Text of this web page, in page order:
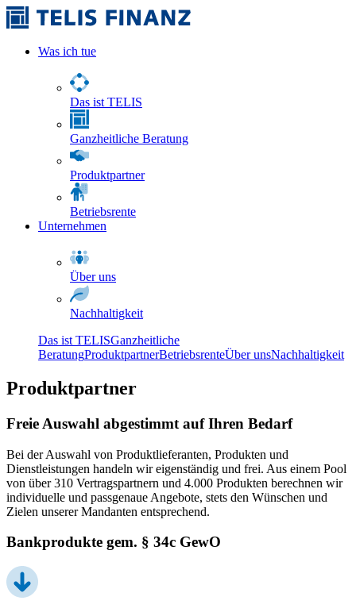
Was ich tue
Das ist TELIS
Ganzheitliche Beratung
Produktpartner
Betriebsrente
Unternehmen
Über uns
Nachhaltigkeit
Das ist TELISGanzheitliche
BeratungProduktpartnerBetriebsrenteÜber unsNachhaltigkeit
Produktpartner
Freie Auswahl abgestimmt auf Ihren Bedarf
Bei der Auswahl von Produktlieferanten, Produkten und
Dienstleistungen handeln wir eigenständig und frei. Aus einem Pool
von über 310 Vertragspartnern und 4.000 Produkten berechnen wir
individuelle und passgenaue Angebote, stets den Wünschen und
Zielen unserer Mandanten entsprechend.
Bankprodukte gem. § 34c GewO